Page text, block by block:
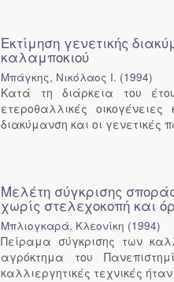
Εκτίμηση γενετικής
καλαμποκιού
Μπάγκης, Νικόλαος Ι. (1994)
Κατά τη διάρκεια του
ετεροθαλλικές
διακύμανση και οι
Μελέτη σύγκρισης
χωρίς στελεχοκοπή και
Μπλιογκαρά, Κλεονίκη (1994)
Πείραμα σύγκρισης των
αγρόκτημα του
καλλιεργητικές τεχνικές